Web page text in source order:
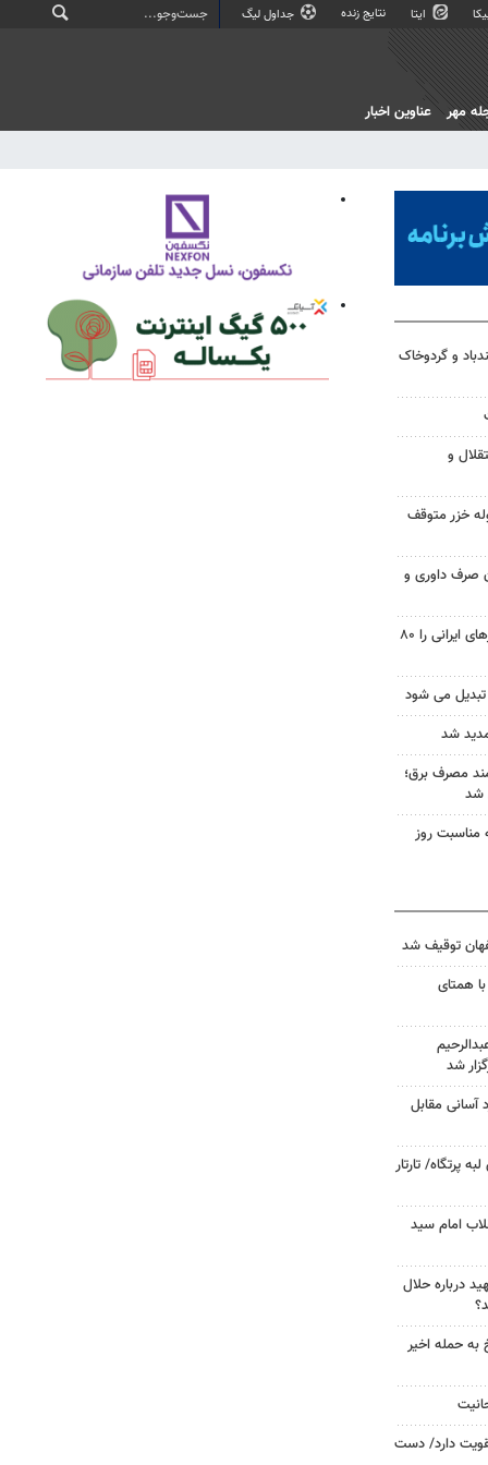
ایتا نتایج زنده جداول لیگ
مهر عناوین اخبار
و گردوخاک
و
خزر متوقف
صرف داوری و
پاکستان هزینه انبارداری کانتینرهای ایرانی را ۸۰
می شود
شد
مصرف برق؛
مناسبت روز
همتای
شد
آسانی مقابل
پرتگاه/ تارتار
امام سید
درباره حلال
به حمله اخیر
دارد/ دست